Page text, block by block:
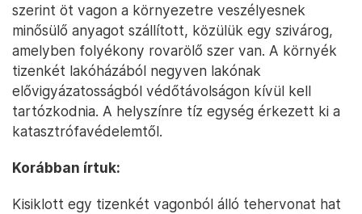
szerint öt vagon a környezetre veszélyesnek
minősülő anyagot szállított, közülük egy szivárog,
amelyben folyékony rovarölő szer van. A környék
tizenkét lakóházából negyven lakónak
elővigyázatosságból védőtávolságon kívül kell
tartózkodnia. A helyszínre tíz egység érkezett ki a
katasztrófavédelemtől.
Korábban írtuk:
Kisiklott egy tizenkét vagonból álló tehervonat hat